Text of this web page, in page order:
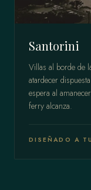
Santorini
Villas al borde de
atardecer
espera al
ferry alcanza.
DISEÑADO A